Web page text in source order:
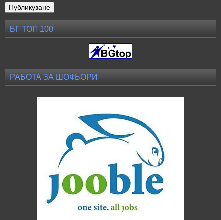
БГ ТОП 100
РАБОТА ЗА ШОФЬОРИ